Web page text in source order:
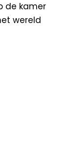
de kamer
wereld